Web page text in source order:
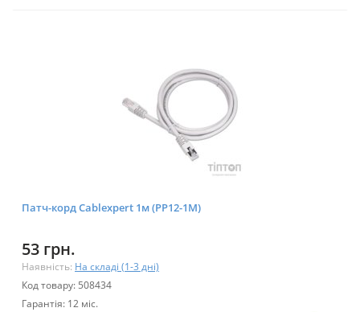
Патч-корд Cablexpert 1м (PP12-1M)
53 грн.
Наявність: На складі (1-3 дні)
Код товару: 508434
Гарантія: 12 міс.